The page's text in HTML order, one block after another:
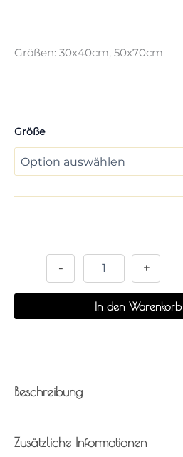
Größen: 30x40cm, 50x70cm
Größe
- +
In den Warenkorb
Beschreibung
Zusätzliche Informationen